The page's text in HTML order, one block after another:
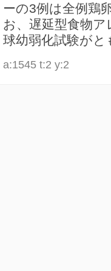
ーの3例は全例鶏
お、遅延型食物
球幼弱化試験が
a:1545 t:2 y:2